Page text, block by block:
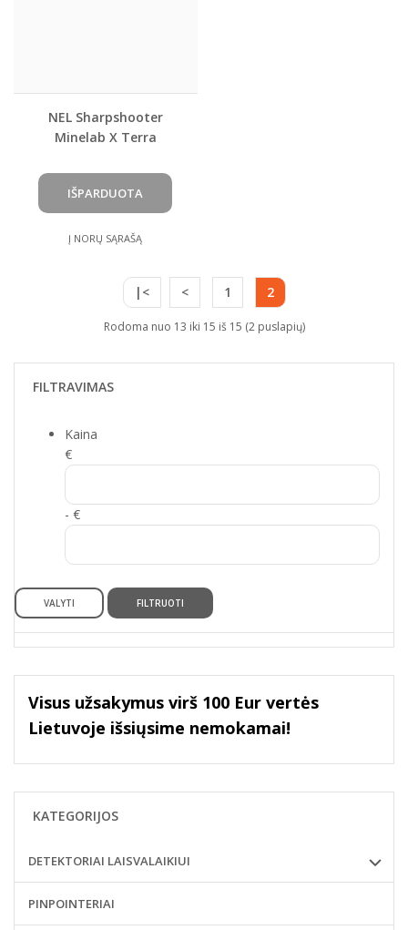
NEL Sharpshooter
Minelab X Terra
Į NORŲ SĄRAŠĄ
|< < 1 2
Rodoma nuo 13 iki 15 iš 15 (2 puslapių)
FILTRAVIMAS
Kaina
€
- €
VALYTI FILTRUOTI
Visus užsakymus virš 100 Eur vertės
Lietuvoje išsiųsime nemokamai!
KATEGORIJOS
DETEKTORIAI LAISVALAIKIUI
PINPOINTERIAI